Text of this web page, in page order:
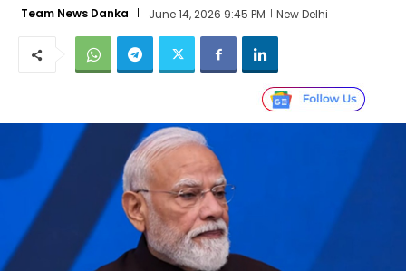
Team News Danka June 14, 2026 9:45 PM New Delhi